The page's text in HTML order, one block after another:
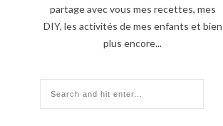
partage avec vous mes recettes, mes
DIY, les activités de mes enfants et bien
plus encore...